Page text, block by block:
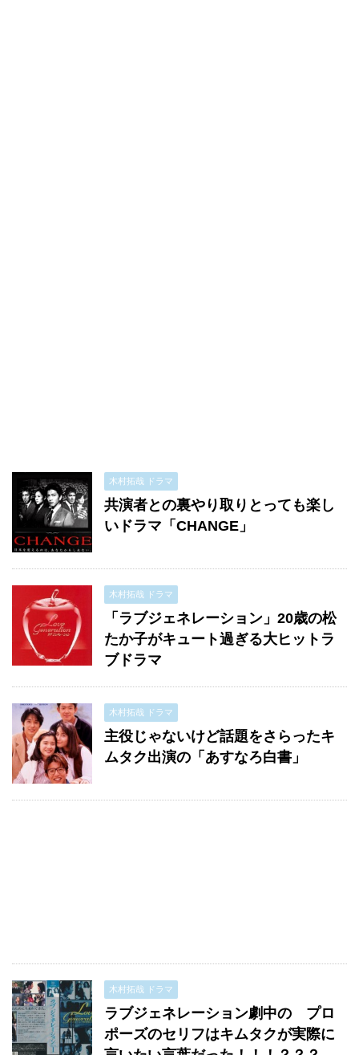
木村拓哉 ドラマ
共演者との裏やり取りとっても楽し
いドラマ「CHANGE」
木村拓哉 ドラマ
「ラブジェネレーション」20歳の松
たか子がキュート過ぎる大ヒットラ
ブドラマ
木村拓哉 ドラマ
主役じゃないけど話題をさらったキ
ムタク出演の「あすなろ白書」
木村拓哉 ドラマ
ラブジェネレーション劇中の プロ
ポーズのセリフはキムタクが実際に